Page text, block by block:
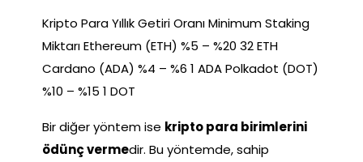
Kripto Para Yıllık Getiri Oranı Minimum Staking
Miktarı Ethereum (ETH) %5 – %20 32 ETH
Cardano (ADA) %4 – %6 1 ADA Polkadot (DOT)
%10 – %15 1 DOT
Bir diğer yöntem ise kripto para birimlerini
ödünç vermedir. Bu yöntemde, sahip